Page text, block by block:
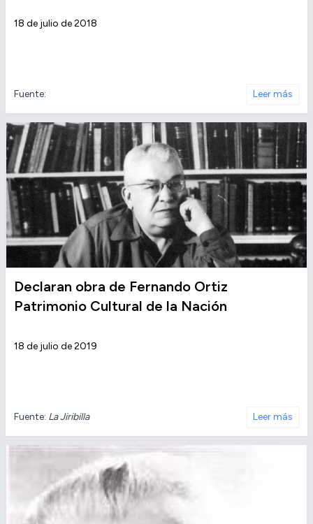
18 de julio de 2018
Fuente: Leer más
Declaran obra de Fernando Ortiz
Patrimonio Cultural de la Nación
18 de julio de 2019
Fuente: La Jiribilla Leer más